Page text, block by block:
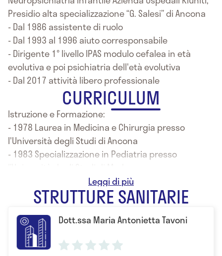
Presidio alta specializzazione “G. Salesi” di Ancona
- Dal 1986 assistente di ruolo
- Dal 1993 al 1996 aiuto corresponsabile
- Dirigente 1° livello IPAS modulo cefalea in età
evolutiva e poi psichiatria dell'età evolutiva
- Dal 2017 attività libero professionale
CURRICULUM
Istruzione e Formazione:
- 1978 Laurea in Medicina e Chirurgia presso
l'Università degli Studi di Ancona
- 1983 Specializzazione in Pediatria presso
- 1988 Specializzazione in Neuropsichiatria Infantile
presso l’Università degli Studi di Bologna
- 2008 Corso di formazione in Psicoterapia Infantile
c/o Centro di formazione alla psicoterapia Pesaro
STRUTTURE SANITARIE
Dott.ssa Maria Antonietta Tavoni